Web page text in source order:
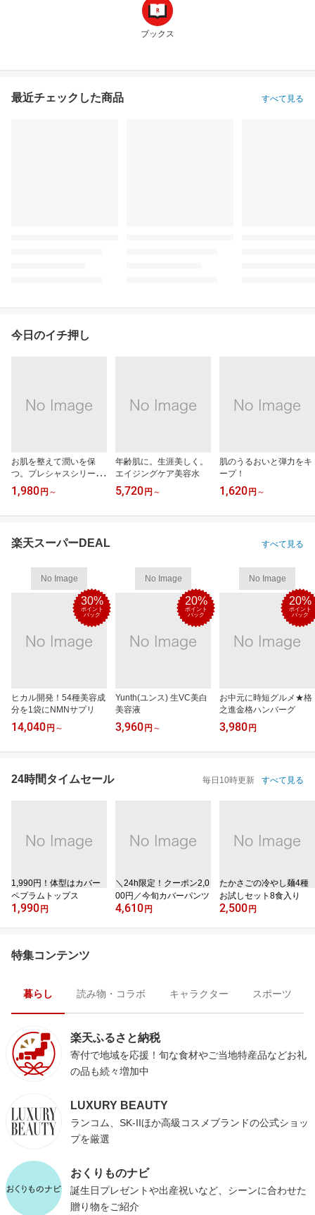
ブックス
最近チェックした商品 すべて見る
今日のイチ押し
お肌を整えて潤いを保
つ。プレシャスシリー
ズ。
1,980 円 ～
年齢肌に。生涯美しく。
エイジングケア美容水
5,720 円 ～
肌のうるおいと弾力をキ
ープ！
1,620 円 ～
楽天スーパーDEAL すべて見る
No Image
30%
ポイント
バック
ヒカル開発！54種美容成
分を1袋にNMNサプリ
14,040 円 ～
No Image
20%
ポイント
バック
Yunth(ユンス) 生VC美白
美容液
3,960 円 ～
No Image
20%
ポイント
バック
お中元に時短グルメ★格
之進金格ハンバーグ
3,980 円
24時間タイムセール 毎日10時更新 すべて見る
1,990円！体型はカバー
ペプラムトップス
1,990 円
＼24h限定！クーポン2,0
00円／今旬カバーパンツ
4,610 円
たかさごの冷やし麺4種
お試しセット8食入り
2,500 円
特集コンテンツ
暮らし 読み物・コラボ キャラクター スポーツ
楽天ふるさと納税
寄付で地域を応援！旬な食材やご当地特産品などお礼
の品も続々増加中
LUXURY BEAUTY
ランコム、SK-IIほか高級コスメブランドの公式ショッ
プを厳選
おくりものナビ
誕生日プレゼントや出産祝いなど、シーンに合わせた
贈り物をご紹介